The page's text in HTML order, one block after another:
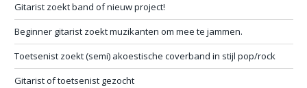
Gitarist zoekt band of nieuw project!
Beginner gitarist zoekt muzikanten om mee te jammen.
Toetsenist zoekt (semi) akoestische coverband in stijl pop/rock
Gitarist of toetsenist gezocht